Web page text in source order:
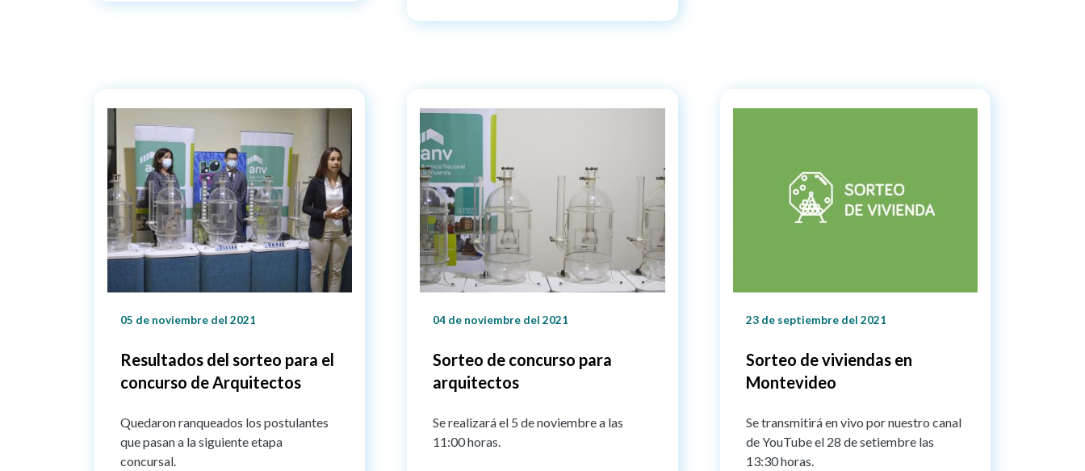
05 de noviembre del 2021
Resultados del sorteo para el
concurso de Arquitectos
Quedaron ranqueados los postulantes
que pasan a la siguiente etapa
concursal.
04 de noviembre del 2021
Sorteo de concurso para
arquitectos
Se realizará el 5 de noviembre a las
11:00 horas.
23 de septiembre del 2021
Sorteo de viviendas en
Montevideo
Se transmitirá en vivo por nuestro canal
de YouTube el 28 de setiembre las
13:30 horas.